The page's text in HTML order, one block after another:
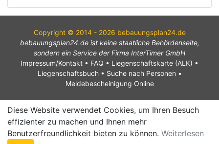
Copyright © 2014 - 2026 bebauungsplan24.de
bebauungsplan24.de ist keine staatliche Behördenseite,
sondern ein Service der Firma InterTimer GmbH
Impressum/Kontakt • FAQ • Liegenschaftskarte (ALK) •
Liegenschaftsbuch• Suche nach Personen •
Meldebescheinigung Online
Diese Website verwendet Cookies, um Ihren Besuch
effizienter zu machen und Ihnen mehr
Benutzerfreundlichkeit bieten zu können. Weiterlesen